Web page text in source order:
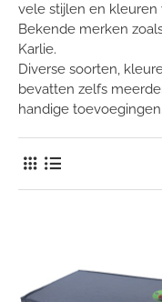
vele stijlen en kleuren
Bekende merken
Karlie.
Diverse soorten,
bevatten zelfs
handige toevoegingen.